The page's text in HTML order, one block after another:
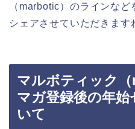
（marbotic）のラインな
シェアさせていただきます
マルボティック
マガ登録後の年
いて